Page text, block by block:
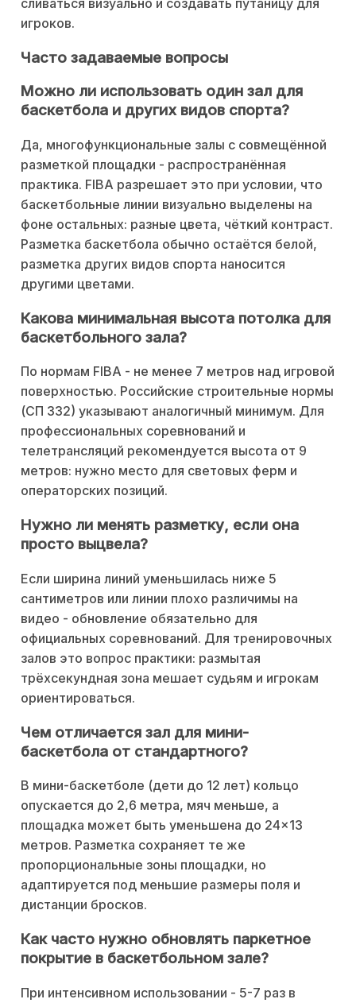
игроков.
Часто задаваемые вопросы
Можно ли использовать один зал для
баскетбола и других видов спорта?
Да, многофункциональные залы с совмещённой
разметкой площадки - распространённая
практика. FIBA разрешает это при условии, что
баскетбольные линии визуально выделены на
фоне остальных: разные цвета, чёткий контраст.
Разметка баскетбола обычно остаётся белой,
разметка других видов спорта наносится
другими цветами.
Какова минимальная высота потолка для
баскетбольного зала?
По нормам FIBA - не менее 7 метров над игровой
поверхностью. Российские строительные нормы
(СП 332) указывают аналогичный минимум. Для
профессиональных соревнований и
телетрансляций рекомендуется высота от 9
метров: нужно место для световых ферм и
операторских позиций.
Нужно ли менять разметку, если она
просто выцвела?
Если ширина линий уменьшилась ниже 5
сантиметров или линии плохо различимы на
видео - обновление обязательно для
официальных соревнований. Для тренировочных
залов это вопрос практики: размытая
трёхсекундная зона мешает судьям и игрокам
ориентироваться.
Чем отличается зал для мини-
баскетбола от стандартного?
В мини-баскетболе (дети до 12 лет) кольцо
опускается до 2,6 метра, мяч меньше, а
площадка может быть уменьшена до 24×13
метров. Разметка сохраняет те же
пропорциональные зоны площадки, но
адаптируется под меньшие размеры поля и
дистанции бросков.
Как часто нужно обновлять паркетное
покрытие в баскетбольном зале?
При интенсивном использовании - 5-7 раз в